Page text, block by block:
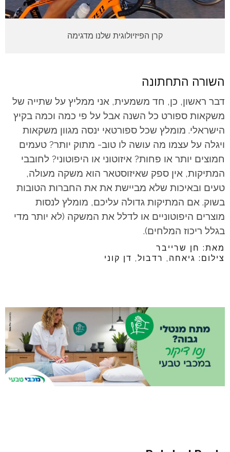
קרן הפיזיולוגית שלנו מדגימה
השורה התחתונה
דבר ראשון, כן, חד משמעית, אני ממליץ על שתייה של
משקאות ספורט כל השנה אבל על פי כמה וכמה בקיץ
הישראלי. מומלץ שכל ספורטאי ינסה מגוון משקאות
ויגלה על עצמו מה עושה לו טוב- מתוק יותר? טעמים
חמוצים יותר או פחות? איזוטוני או היפוטוני? לחובבי
המתיקות, אין ספק שאיזוסטאר הוא משקה מעולה,
טעים ובאיכות שלא מביישת את את החברות הטובות
בשוק. אם המתיקות גדולה עליכם, מומלץ לנסות
מוצרים היפוטוניים או לדלל את המשקה (לא יותר מדי
בגלל ריכוז המלחים).
מאת: חן שרייבר
צילום: גיאחה, רדבול, דן קוני